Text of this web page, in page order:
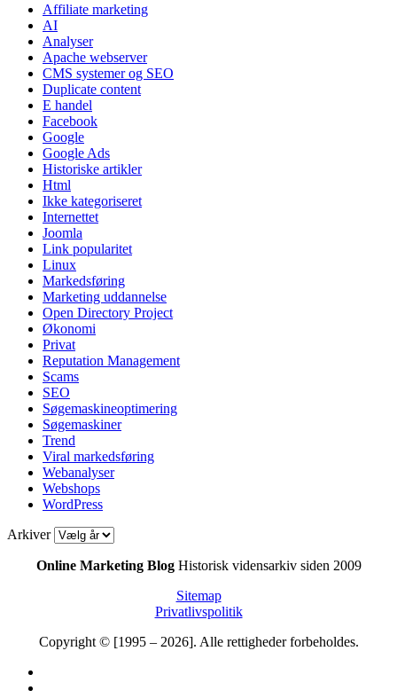
Affiliate marketing
AI
Analyser
Apache webserver
CMS systemer og SEO
Duplicate content
E handel
Facebook
Google
Google Ads
Historiske artikler
Html
Ikke kategoriseret
Internettet
Joomla
Link popularitet
Linux
Markedsføring
Marketing uddannelse
Open Directory Project
Økonomi
Privat
Reputation Management
Scams
SEO
Søgemaskineoptimering
Søgemaskiner
Trend
Viral markedsføring
Webanalyser
Webshops
WordPress
Arkiver
Online Marketing BlogHistorisk vidensarkiv siden 2009
Sitemap
Privatlivspolitik
Copyright © [1995 – 2026]. Alle rettigheder forbeholdes.